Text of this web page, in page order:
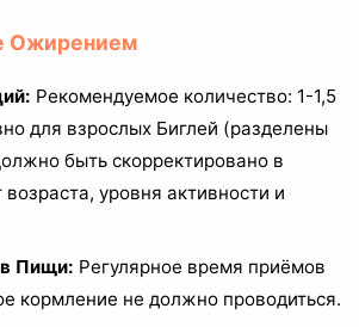
Ожирением
Рекомендуемое количество: 1-1,5
для взрослых Биглей (разделены
быть скорректировано в
уровня активности и
Пищи: Регулярное время приёмов
кормление не должно проводиться.